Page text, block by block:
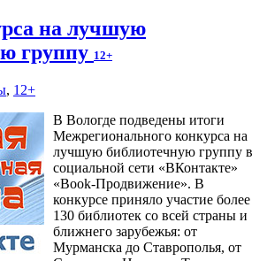
на лучшую
группу 12+
, 12+
В Вологде подведены итоги
Межрегионального конкурса на
лучшую библиотечную группу в
социальной сети «ВКонтакте»
«Book-Продвижение». В
конкурсе приняло участие более
130 библиотек со всей страны и
ближнего зарубежья: от
Мурманска до Ставрополья, от